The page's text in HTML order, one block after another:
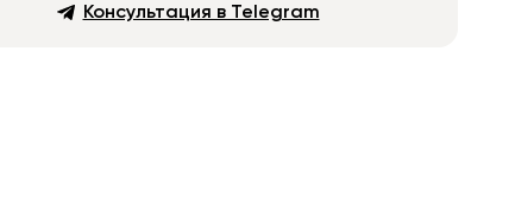
Консультация в Telegram